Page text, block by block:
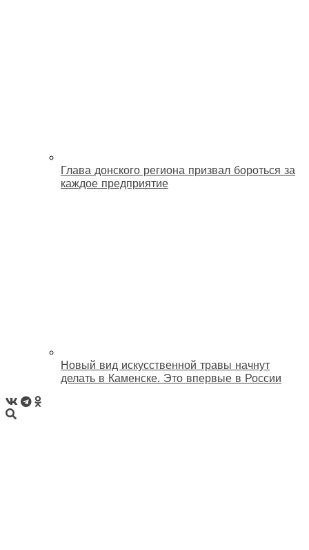
Глава донского региона призвал бороться за
каждое предприятие
Новый вид искусственной травы начнут
делать в Каменске. Это впервые в России